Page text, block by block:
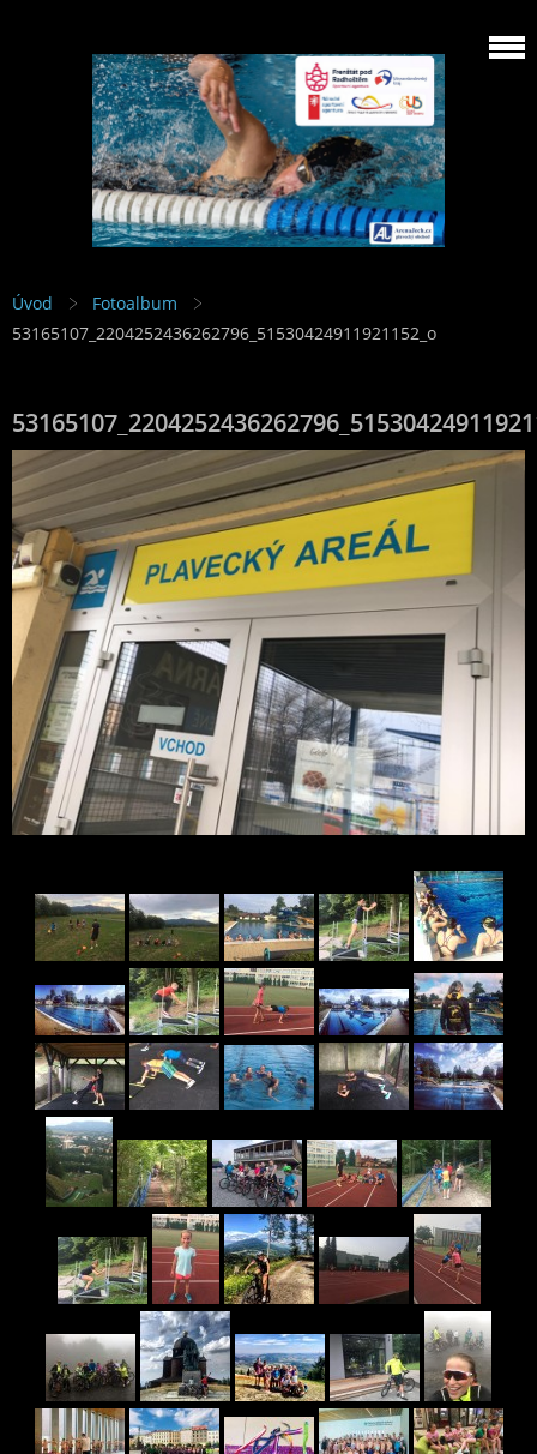
Úvod
Fotoalbum
53165107_2204252436262796_51530424911921152_o